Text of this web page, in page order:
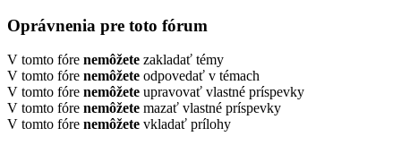
Oprávnenia pre toto fórum
V tomto fóre nemôžete zakladať témy
V tomto fóre nemôžete odpovedať v témach
V tomto fóre nemôžete upravovať vlastné príspevky
V tomto fóre nemôžete mazať vlastné príspevky
V tomto fóre nemôžete vkladať prílohy